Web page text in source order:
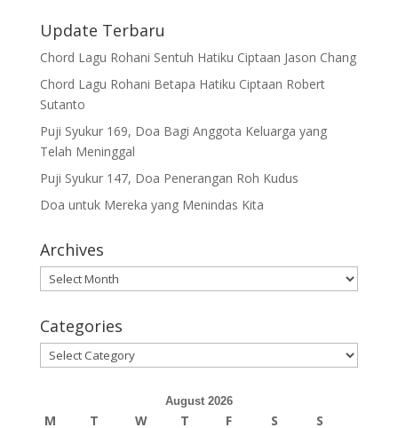
Update Terbaru
Chord Lagu Rohani Sentuh Hatiku Ciptaan Jason Chang
Chord Lagu Rohani Betapa Hatiku Ciptaan Robert
Sutanto
Puji Syukur 169, Doa Bagi Anggota Keluarga yang
Telah Meninggal
Puji Syukur 147, Doa Penerangan Roh Kudus
Doa untuk Mereka yang Menindas Kita
Archives
Archives
Categories
Categories
August 2026
M T W T F S S